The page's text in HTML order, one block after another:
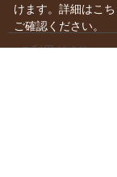
ご利用ガイド
けます。詳細はこ
ご確認ください。